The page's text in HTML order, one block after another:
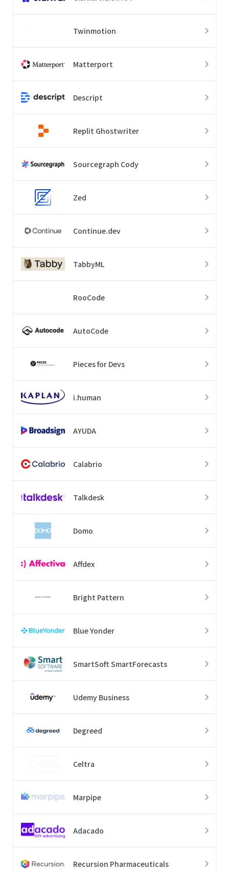
Twinmotion
Matterport
Descript
Replit Ghostwriter
Sourcegraph Cody
Zed
Continue.dev
TabbyML
RooCode
AutoCode
Pieces for Devs
i.human
AYUDA
Calabrio
Talkdesk
Domo
Affdex
Bright Pattern
Blue Yonder
SmartSoft SmartForecasts
Udemy Business
Degreed
Celtra
Marpipe
Adacado
Recursion Pharmaceuticals